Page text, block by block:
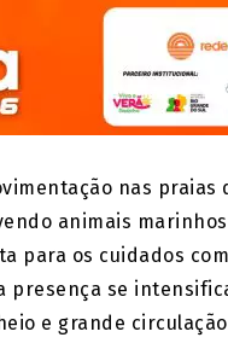
nas
animais
para os cuidados
presença se
e grande